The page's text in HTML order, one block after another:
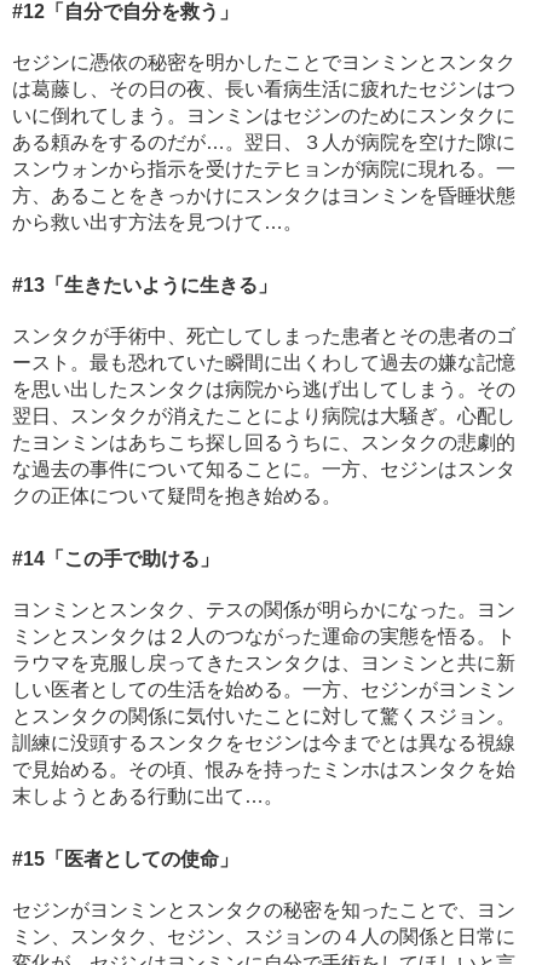
#12 「自分で自分を救う」
セジンに憑依の秘密を明かしたことでヨンミンとスンタク
は葛藤し、その日の夜、長い看病生活に疲れたセジンはつ
いに倒れてしまう。ヨンミンはセジンのためにスンタクに
ある頼みをするのだが…。翌日、３人が病院を空けた隙に
スンウォンから指示を受けたテヒョンが病院に現れる。一
方、あることをきっかけにスンタクはヨンミンを昏睡状態
から救い出す方法を見つけて…。
#13 「生きたいように生きる」
スンタクが手術中、死亡してしまった患者とその患者のゴ
ースト。最も恐れていた瞬間に出くわして過去の嫌な記憶
を思い出したスンタクは病院から逃げ出してしまう。その
翌日、スンタクが消えたことにより病院は大騒ぎ。心配し
たヨンミンはあちこち探し回るうちに、スンタクの悲劇的
な過去の事件について知ることに。一方、セジンはスンタ
クの正体について疑問を抱き始める。
#14 「この手で助ける」
ヨンミンとスンタク、テスの関係が明らかになった。ヨン
ミンとスンタクは２人のつながった運命の実態を悟る。ト
ラウマを克服し戻ってきたスンタクは、ヨンミンと共に新
しい医者としての生活を始める。一方、セジンがヨンミン
とスンタクの関係に気付いたことに対して驚くスジョン。
訓練に没頭するスンタクをセジンは今までとは異なる視線
で見始める。その頃、恨みを持ったミンホはスンタクを始
末しようとある行動に出て…。
#15 「医者としての使命」
セジンがヨンミンとスンタクの秘密を知ったことで、ヨン
ミン、スンタク、セジン、スジョンの４人の関係と日常に